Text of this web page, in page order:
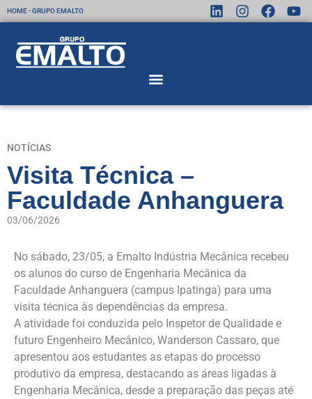
HOME - GRUPO EMALTO
NOTÍCIAS
Visita Técnica –
Faculdade Anhanguera
03/06/2026
No sábado, 23/05, a Emalto Indústria Mecânica recebeu
os alunos do curso de Engenharia Mecânica da
Faculdade Anhanguera (campus Ipatinga) para uma
visita técnica às dependências da empresa.
A atividade foi conduzida pelo Inspetor de Qualidade e
futuro Engenheiro Mecânico, Wanderson Cassaro, que
apresentou aos estudantes as etapas do processo
produtivo da empresa, destacando as áreas ligadas à
Engenharia Mecânica, desde a preparação das peças até